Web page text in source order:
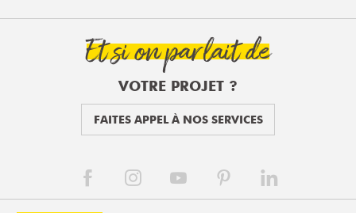
Et si on parlait de
VOTRE PROJET ?
FAITES APPEL À NOS SERVICES